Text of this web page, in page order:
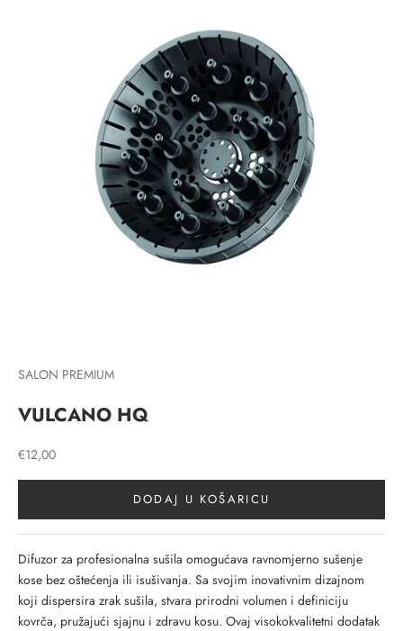
SALON PREMIUM
VULCANO HQ
Prodajna cijena
€12,00
DODAJ U KOŠARICU
Difuzor za profesionalna sušila omogućava ravnomjerno sušenje
kose bez oštećenja ili isušivanja. Sa svojim inovativnim dizajnom
koji dispersira zrak sušila, stvara prirodni volumen i definiciju
kovrča, pružajući sjajnu i zdravu kosu. Ovaj visokokvalitetni dodatak